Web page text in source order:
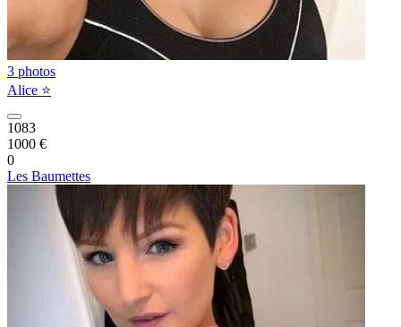
3 photos
Alice ⭐️
1083
1000 €
0
Les Baumettes